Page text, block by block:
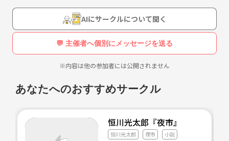
・書店(紀伊国屋，附家が特に好き)・ブックオフ
・百均
~
最近見た，読んだ作品
・ネムルバカ/石黒正数
・イマジナリー/幾花にいろ
・ジェリコー/中原たか穂
AIにサークルについて聞く
💬 主催者へ個別にメッセージを送る
※内容は他の参加者には公開されません
あなたへのおすすめサークル
恒川光太郎『夜市』
恒川光太郎 夜市 小説